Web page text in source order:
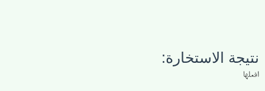
نتيجة الاستخارة:
افعلها